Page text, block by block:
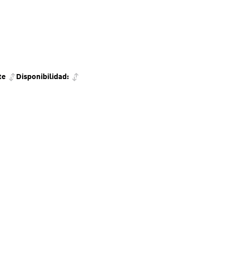
Disponibilidad: